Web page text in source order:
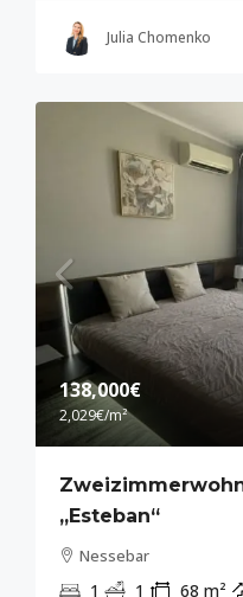
Julia Chomenko
138,000€
2,029€/m²
„Esteban“
Nessebar
1 1 68 m²